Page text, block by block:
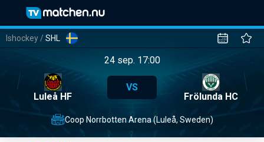
Ishockey /SHL
24 sep. 17:00
Luleå HF
VS
Frölunda HC
Coop Norrbotten Arena (Luleå, Sweden)